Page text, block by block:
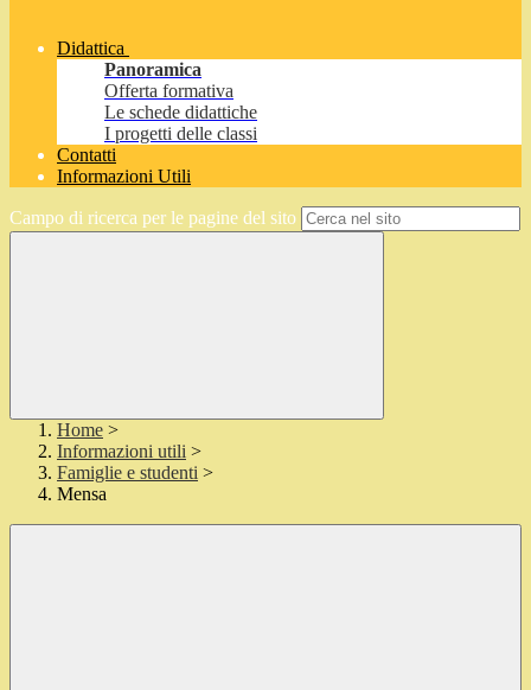
Didattica
Panoramica
Offerta formativa
Le schede didattiche
I progetti delle classi
Contatti
Informazioni Utili
Campo di ricerca per le pagine del sito
Home >
Informazioni utili >
Famiglie e studenti >
Mensa